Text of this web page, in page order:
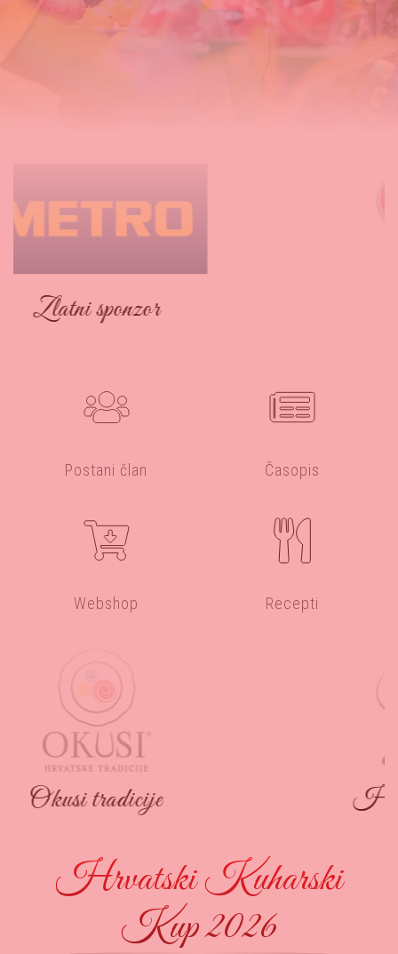
Zlatni sponzor
Postani član Časopis
Webshop Recepti
Hrvatski sommelier klub
Hrvatski Kuharski
Kup 2026